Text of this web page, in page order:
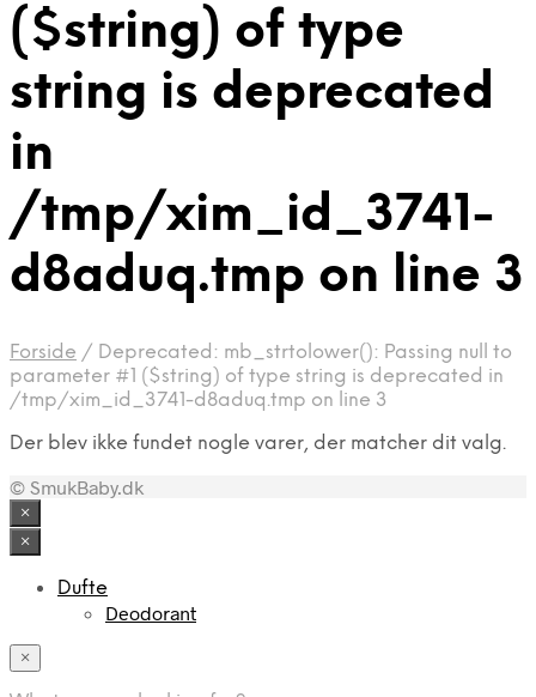
($string) of type
string is deprecated
in
/tmp/xim_id_3741-
d8aduq.tmp on line 3
Forside / Deprecated: mb_strtolower(): Passing null to
parameter #1 ($string) of type string is deprecated in
/tmp/xim_id_3741-d8aduq.tmp on line 3
Der blev ikke fundet nogle varer, der matcher dit valg.
© SmukBaby.dk
×
×
Dufte
Deodorant
×